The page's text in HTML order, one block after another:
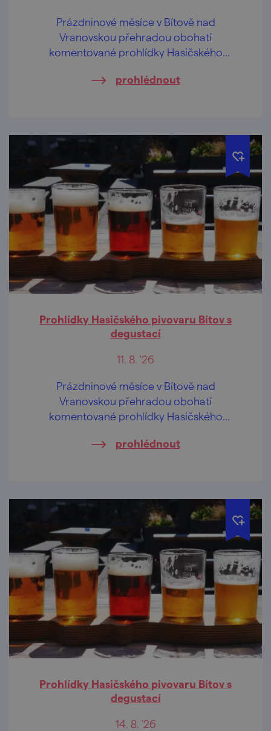
Prázdninové měsíce v Bítově nad
Vranovskou přehradou obohatí
komentované prohlídky Hasičského
prohlédnout
Prohlídky Hasičského pivovaru Bítov s
degustací
11. 8. '26
Prázdninové měsíce v Bítově nad
Vranovskou přehradou obohatí
komentované prohlídky Hasičského
prohlédnout
Prohlídky Hasičského pivovaru Bítov s
degustací
14. 8. '26